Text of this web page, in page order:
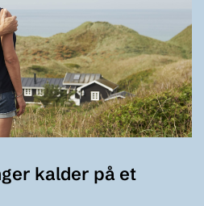
kalder på et